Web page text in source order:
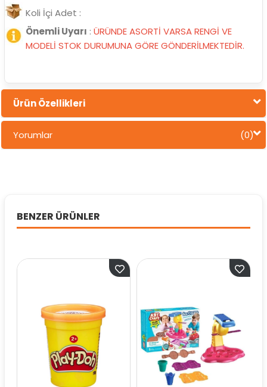
Koli İçi Adet :
Önemli Uyarı : ÜRÜNDE ASORTİ VARSA RENGİ VE
MODELİ STOK DURUMUNA GÖRE GÖNDERİLMEKTEDİR.
Ürün Özellikleri
Yorumlar (0)
BENZER ÜRÜNLER